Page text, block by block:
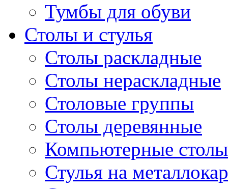
Тумбы для обуви
Столы и стулья
Столы раскладные
Столы нераскладные
Столовые группы
Столы деревянные
Компьютерные столы
Стулья на